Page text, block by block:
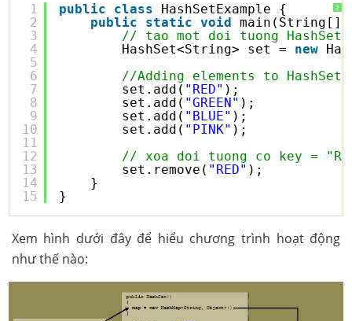
?
1
2
3
4
5
6
7
8
9
10
11
12
13
14
15
public class
HashSetExample {
public
static void
main(String[]
// tao mot doi tuong HashSet
HashSet<String> set = new
//Adding elements to HashSet
set.add( "RED" );
set.add( "GREEN" );
set.add( "BLUE" );
set.add( "PINK" );
// xoa doi tuong co key =
set.remove( "RED" );
}
}
Xem hình dưới đây để hiểu chương trình hoạt động
như thế nào: